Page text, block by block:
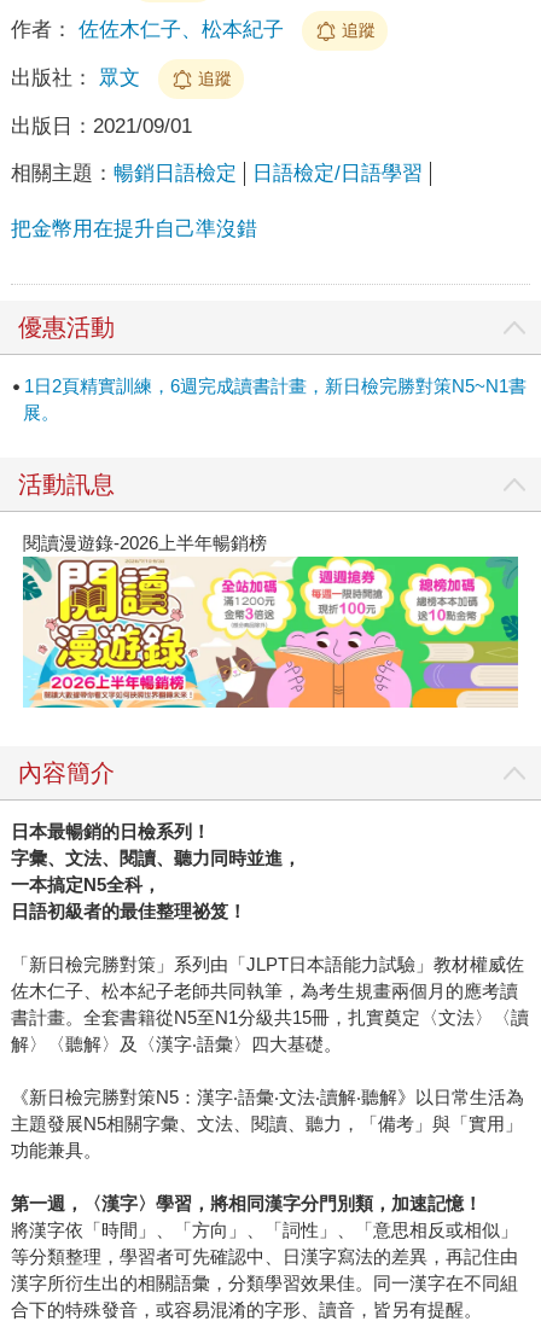
作者： 佐佐木仁子、松本紀子 追蹤
出版社： 眾文 追蹤
出版日： 2021/09/01
相關主題： 暢銷日語檢定 日語檢定/日語學習
把金幣用在提升自己準沒錯
優惠活動
1日2頁精實訓練，6週完成讀書計畫，新日檢完勝對策N5~N1書
展。
活動訊息
閱讀漫遊錄-2026上半年暢銷榜
內容簡介
日本最暢銷的日檢系列！
字彙、文法、閱讀、聽力同時並進，
一本搞定N5全科，
日語初級者的最佳整理祕笈！
「新日檢完勝對策」系列由「JLPT日本語能力試驗」教材權威佐
佐木仁子、松本紀子老師共同執筆，為考生規畫兩個月的應考讀
書計畫。全套書籍從N5至N1分級共15冊，扎實奠定〈文法〉〈讀
解〉〈聽解〉及〈漢字‧語彙〉四大基礎。
《新日檢完勝對策N5：漢字‧語彙‧文法‧讀解‧聽解》以日常生活為
主題發展N5相關字彙、文法、閱讀、聽力，「備考」與「實用」
功能兼具。
第一週，〈漢字〉學習，將相同漢字分門別類，加速記憶！
將漢字依「時間」、「方向」、「詞性」、「意思相反或相似」
等分類整理，學習者可先確認中、日漢字寫法的差異，再記住由
漢字所衍生出的相關語彙，分類學習效果佳。同一漢字在不同組
合下的特殊發音，或容易混淆的字形、讀音，皆另有提醒。